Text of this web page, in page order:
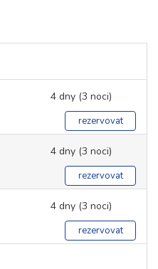
4 dny (3 noci)
rezervovat
4 dny (3 noci)
rezervovat
4 dny (3 noci)
rezervovat